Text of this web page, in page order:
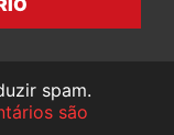
spam.
são